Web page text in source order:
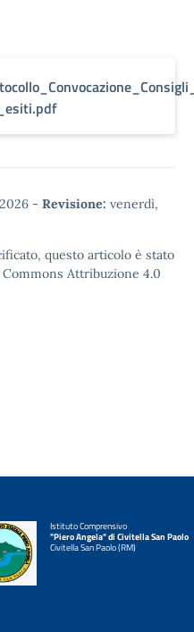
- Revisione: venerdì,
questo articolo è stato
Attribuzione 4.0
Istituto Comprensivo
"Piero Angela" di Civitella San Paolo
Civitella San Paolo (RM)